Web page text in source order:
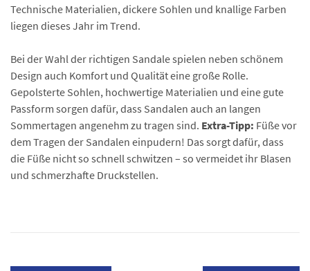
Technische Materialien, dickere Sohlen und knallige Farben
liegen dieses Jahr im Trend.
Bei der Wahl der richtigen Sandale spielen neben schönem
Design auch Komfort und Qualität eine große Rolle.
Gepolsterte Sohlen, hochwertige Materialien und eine gute
Passform sorgen dafür, dass Sandalen auch an langen
Sommertagen angenehm zu tragen sind. Extra-Tipp: Füße vor
dem Tragen der Sandalen einpudern! Das sorgt dafür, dass
die Füße nicht so schnell schwitzen – so vermeidet ihr Blasen
und schmerzhafte Druckstellen.